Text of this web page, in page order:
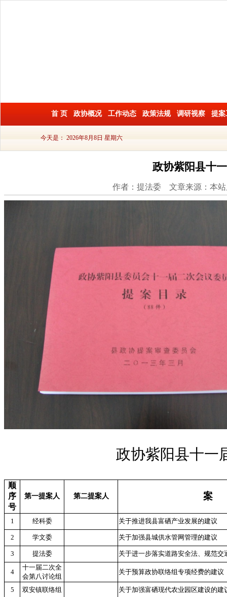
首 页 政协概况 工作动态 政策法规 调研视察 提案
今天是： 2026年8月8日 星期六
政协紫阳县十
作者：提法委 文章来源：本
政协紫阳县十一
顺
序
号
第一提案人 第二提案人
1 经科委 关于推进我县富硒产业发展的建议
2 学文委 关于加强县城供水管网管理的建议
3 提法委 关于进一步落实道路安全法、规范交
4
十一届二次全
会第八讨论组
关于预算政协联络组专项经费的建议
5 双安镇联络组 关于加强富硒现代农业园区建设的建